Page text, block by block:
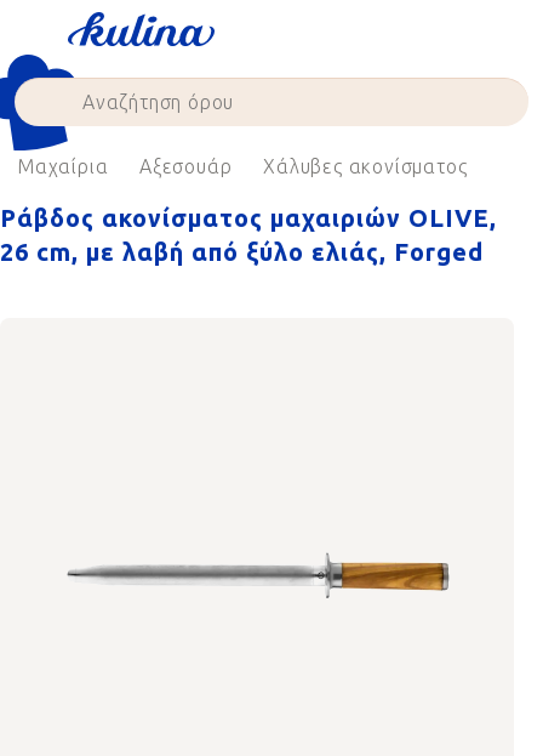
content
Μαχαίρια Αξεσουάρ Χάλυβες ακονίσματος
Ράβδος ακονίσματος μαχαιριών OLIVE,
26 cm, με λαβή από ξύλο ελιάς, Forged